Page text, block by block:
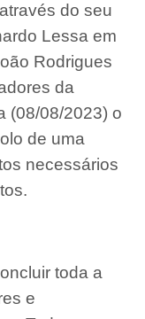
do seu
Lessa em
Rodrigues
da
(08/08/2023) o
de uma
necessários
toda a
e